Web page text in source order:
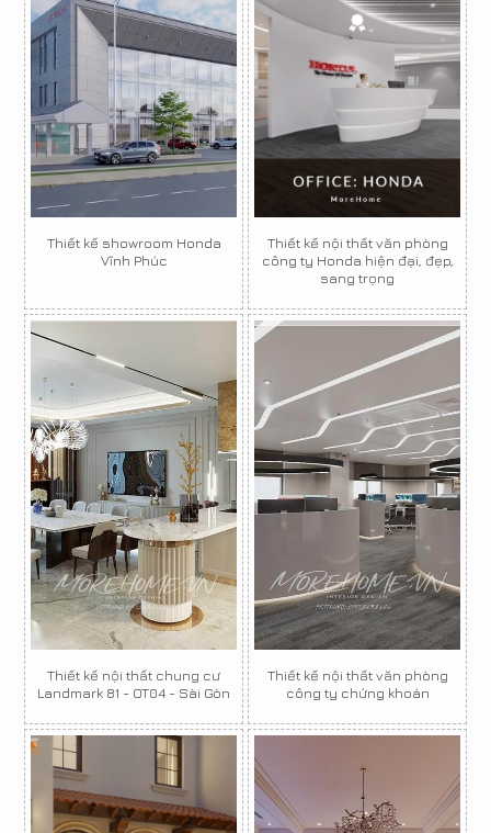
Thiết kế showroom Honda
Vĩnh Phúc
Thiết kế nội thất văn phòng
công ty Honda hiện đại, đẹp,
sang trọng
Thiết kế nội thất chung cư
Landmark 81 - OT04 - Sài Gòn
Thiết kế nội thất văn phòng
công ty chứng khoán